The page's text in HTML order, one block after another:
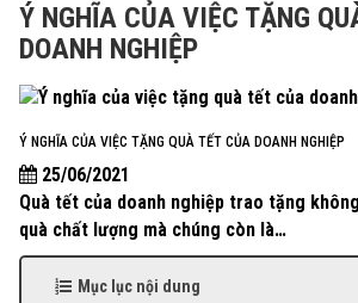
Ý NGHĨA CỦA VIỆC TẶNG
DOANH NGHIỆP
Ý NGHĨA CỦA VIỆC TẶNG QUÀ TẾT CỦA DOANH NGHIỆP
25/06/2021
Quà tết của doanh nghiệp trao tặng
quà chất lượng mà chúng còn là…
Mục lục nội dung